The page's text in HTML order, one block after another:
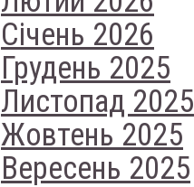
Січень 2026
Грудень 2025
Листопад 2025
Жовтень 2025
Вересень 2025